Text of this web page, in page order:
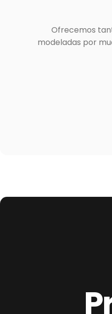
Ofrecemos
modeladas por